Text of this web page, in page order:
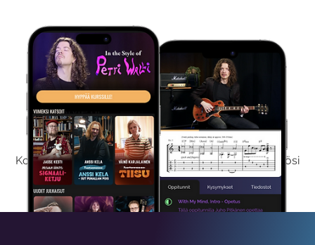
Kokeile Ilmaiseksi
Kokeilemalla ilmaiseksi saat koko sisältömme käyttöösi
viikon ajaksi.